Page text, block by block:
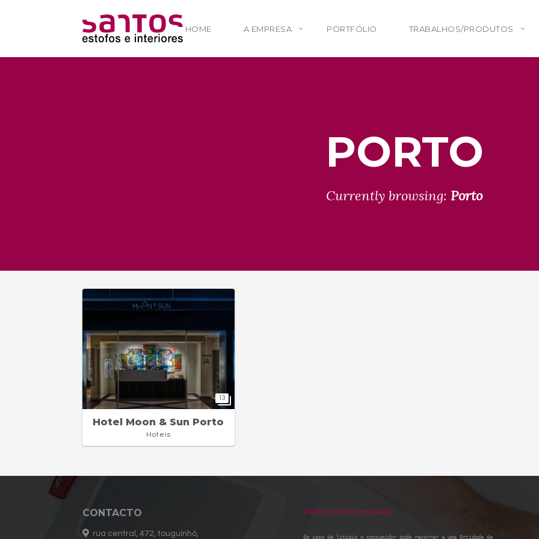
HOME A EMPRESA PORTFÓLIO TRABALHOS/PRODUTOS
PORTO
Currently browsing: Porto
13
Hotel Moon & Sun Porto
Hoteis
CONTACTO
rua central, 472, touguinhó,
Política de Privacidade
Em caso de litígio o consumidor pode recorrer a uma Entidade de